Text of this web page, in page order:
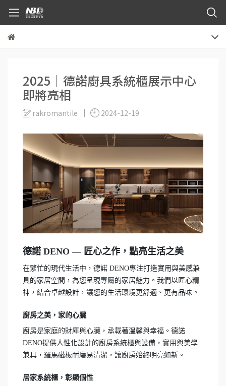
2025｜德諾廚具系統櫃展示中心
即將亮相
rakromantile 2024-12-19
德諾 DENO — 匠心之作，點亮生活之美
在繁忙的現代生活中，德諾 DENO專注打造實用與美感兼
具的家居空間，為您呈現專屬的家居魅力。我們以匠心精
神，結合卓越設計，讓您的生活環境更舒適、更有品味。
廚房之美，家的心臟
廚房是家庭的財庫與心臟，承載著溫馨與幸福。德諾
DENO提供人性化設計的廚房系統櫃與設備，實用與美學
兼具，羅馬磁板耐磨易清潔，讓廚房始終明亮如新。
居家系統櫃，彰顯個性